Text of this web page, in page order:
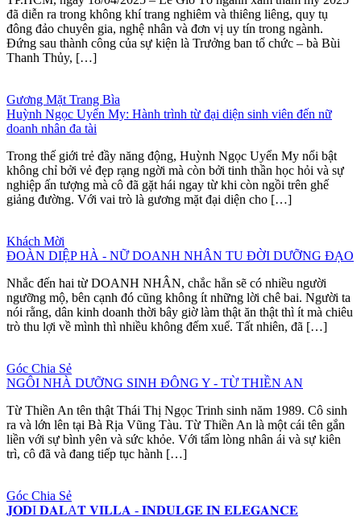
đã diễn ra trong không khí trang nghiêm và thiêng liêng, quy tụ
đông đảo chuyên gia, nghệ nhân và đơn vị uy tín trong ngành.
Đứng sau thành công của sự kiện là Trưởng ban tổ chức – bà Bùi
Thanh Thủy, […]
Gương Mặt Trang Bìa
Huỳnh Ngọc Uyển My: Hành trình từ đại diện sinh viên đến nữ
doanh nhân đa tài
Trong thế giới trẻ đầy năng động, Huỳnh Ngọc Uyển My nổi bật
không chỉ bởi vẻ đẹp rạng ngời mà còn bởi tinh thần học hỏi và sự
nghiệp ấn tượng mà cô đã gặt hái ngay từ khi còn ngồi trên ghế
giảng đường. Với vai trò là gương mặt đại diện cho […]
Khách Mời
ĐOÀN DIỆP HÀ - NỮ DOANH NHÂN TU ĐỜI DƯỠNG ĐẠO
Nhắc đến hai từ DOANH NHÂN, chắc hẳn sẽ có nhiều người
ngưỡng mộ, bên cạnh đó cũng không ít những lời chê bai. Người ta
nói rằng, dân kinh doanh thời bây giờ làm thật ăn thật thì ít mà chiêu
trò thu lợi về mình thì nhiều không đếm xuể. Tất nhiên, đã […]
Góc Chia Sẻ
NGÔI NHÀ DƯỠNG SINH ĐÔNG Y - TỪ THIỀN AN
Từ Thiền An tên thật Thái Thị Ngọc Trinh sinh năm 1989. Cô sinh
ra và lớn lên tại Bà Rịa Vũng Tàu. Từ Thiền An là một cái tên gắn
liền với sự bình yên và sức khỏe. Với tấm lòng nhân ái và sự kiên
trì, cô đã và đang tiếp tục hành […]
Góc Chia Sẻ
𝐉𝐎𝐃I 𝐃𝐀𝐋A𝐓 𝐕𝐈𝐋𝐋𝐀 - 𝐈𝐍𝐃𝐔𝐋𝐆𝐄 𝐈𝐍 𝐄𝐋𝐄𝐆𝐀𝐍𝐂𝐄